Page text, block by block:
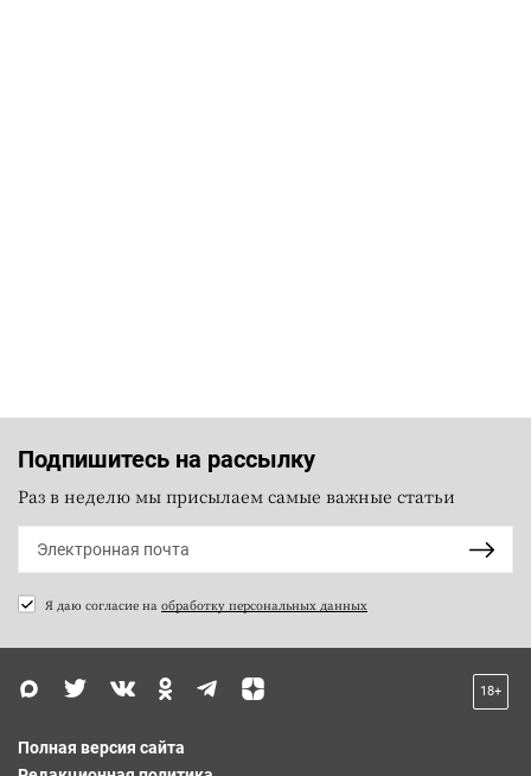
Подпишитесь на рассылку
Раз в неделю мы присылаем самые важные статьи
Я даю согласие на обработку персональных данных
18+
Полная версия сайта